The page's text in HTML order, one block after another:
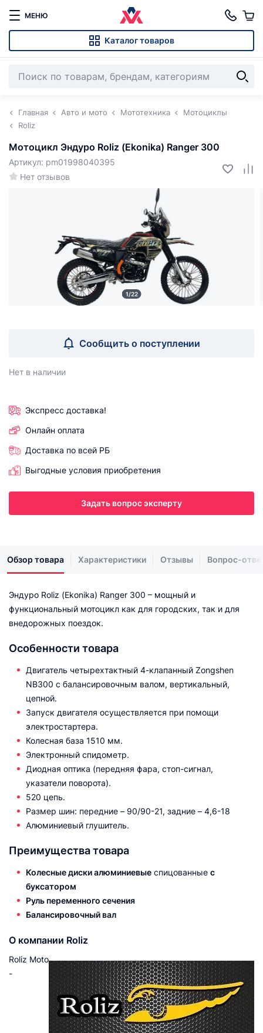
МЕНЮ
Каталог товаров
Главная Авто и мото Мототехника
Мотоциклы
Roliz
Мотоцикл Эндуро Roliz (Ekonika) Ranger 300
Нет отзывов
Артикул: pm01998040395
1/22
Сообщить о поступлении
Нет в наличии
Экспресс доставка!
Онлайн оплата
Доставка по всей РБ
Выгодные условия приобретения
Задать вопрос эксперту
Обзор товара Характеристики Отзывы Вопрос-
Эндуро Roliz (Ekonika) Ranger 300 – мощный и
функциональный мотоцикл как для городских, так и для
внедорожных поездок.
Особенности товара
Двигатель четырехтактный 4-клапанный Zongshen
NB300 с балансировочным валом, вертикальный,
цепной.
Запуск двигателя осуществляется при помощи
электростартера.
Колесная база 1510 мм.
Электронный спидометр.
Диодная оптика (передняя фара, стоп-сигнал,
указатели поворота).
520 цепь.
Размер шин: передние – 90/90-21, задние – 4,6-18
Алюминиевый глушитель.
Преимущества товара
Колесные дискиалюминиевые спицованные с
буксатором
Руль переменного сечения
Балансировочный вал
О компании Roliz
Roliz Moto
-